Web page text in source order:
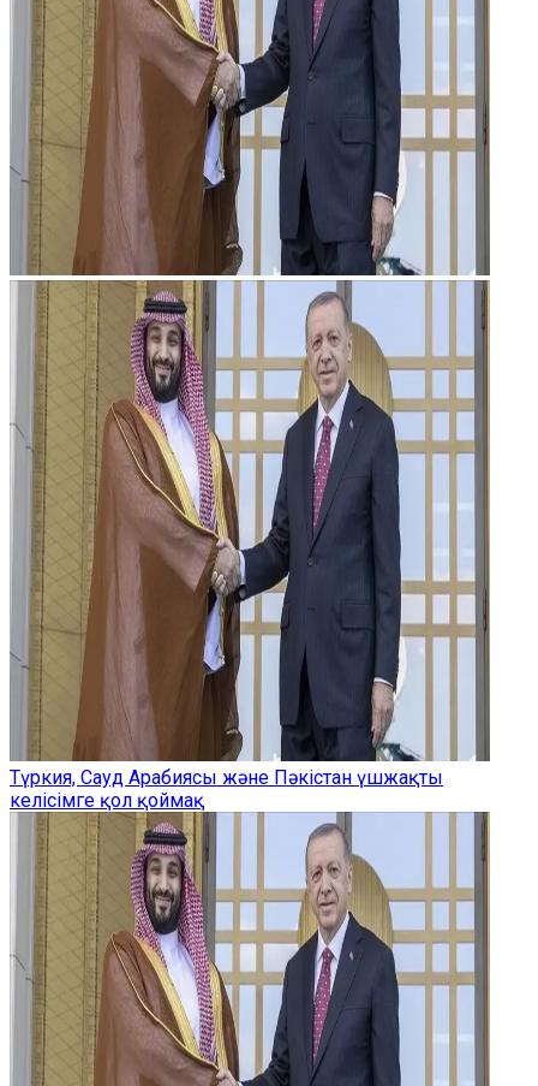
Түркия, Сауд Арабиясы және Пәкістан үшжақты
келісімге қол қоймақ